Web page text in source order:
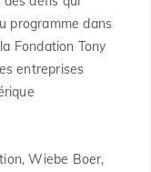
programme dans
Fondation Tony
entreprises
Wiebe Boer,